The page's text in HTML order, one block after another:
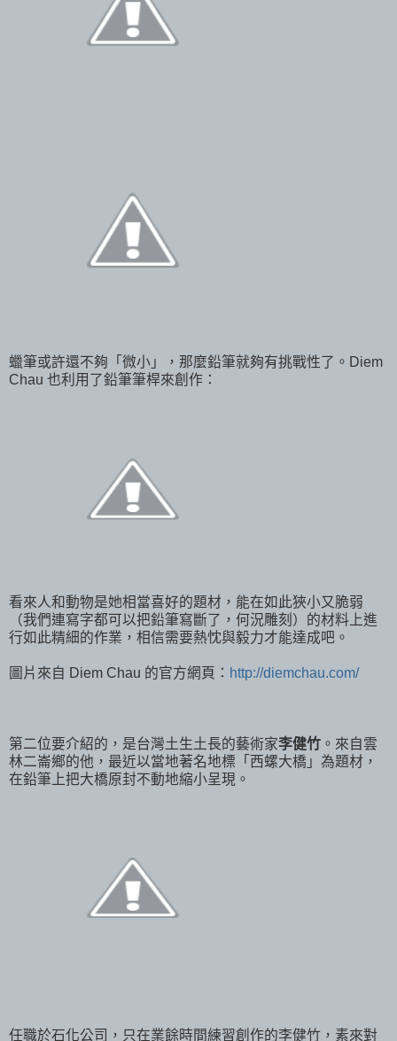
蠟筆或許還不夠「微小」，那麼鉛筆就夠有挑戰性了。Diem
Chau 也利用了鉛筆筆桿來創作：
看來人和動物是她相當喜好的題材，能在如此狹小又脆弱
（我們連寫字都可以把鉛筆寫斷了，何況雕刻）的材料上進
行如此精細的作業，相信需要熱忱與毅力才能達成吧。
圖片來自 Diem Chau 的官方網頁： http://diemchau.com/
第二位要介紹的，是台灣土生土長的藝術家李健竹 。來自雲
林二崙鄉的他，最近以當地著名地標「西螺大橋」為題材，
在鉛筆上把大橋原封不動地縮小呈現。
任職於石化公司，只在業餘時間練習創作的李健竹，素來對